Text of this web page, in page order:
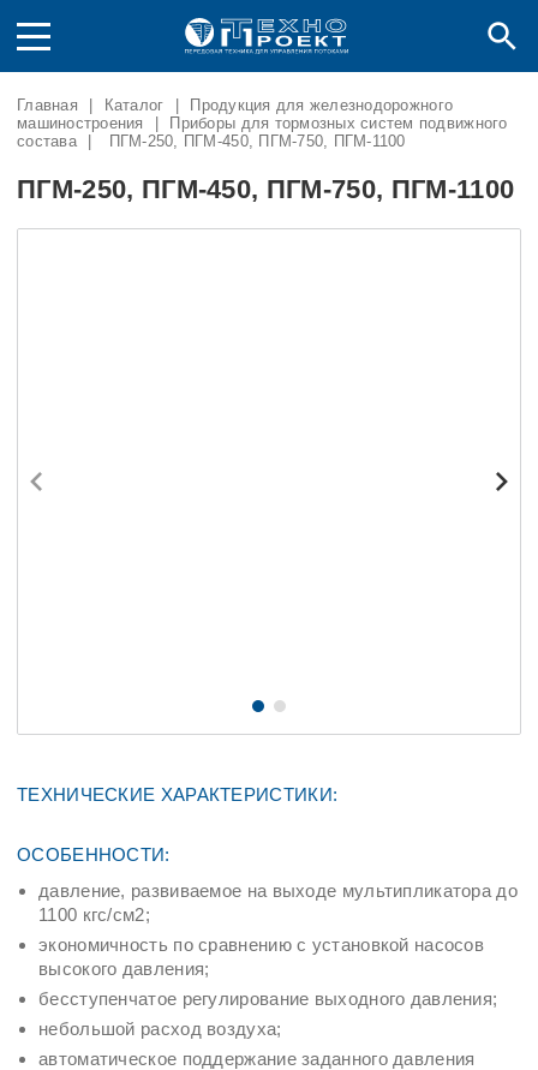
Главная Каталог
Продукция для железнодорожного
машиностроения
Приборы для тормозных систем подвижного
состава
ПГМ-250, ПГМ-450, ПГМ-750, ПГМ-1100
ПГМ-250, ПГМ-450, ПГМ-750, ПГМ-1100
ТЕХНИЧЕСКИЕ ХАРАКТЕРИСТИКИ:
ОСОБЕННОСТИ:
давление, развиваемое на выходе мультипликатора до
1100 кгс/см2;
экономичность по сравнению с установкой насосов
высокого давления;
бесступенчатое регулирование выходного давления;
небольшой расход воздуха;
автоматическое поддержание заданного давления